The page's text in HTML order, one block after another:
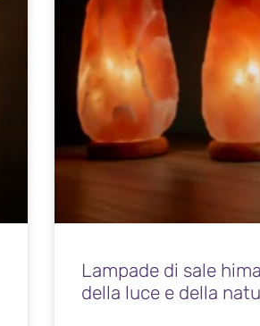
Lampade di sale
della luce e della